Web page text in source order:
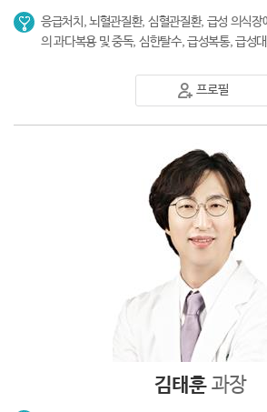
응급처치, 뇌혈관질환, 심혈관질환, 급성 의식장
의 과다복용 및 중독, 심한탈수, 급성복통, 급성
프로필
김태훈 과장